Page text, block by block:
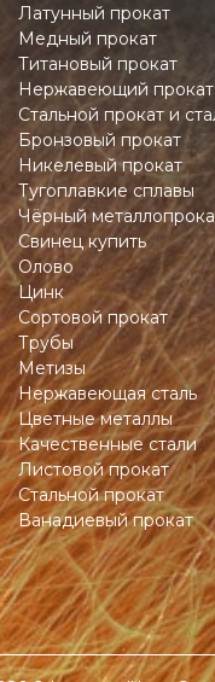
Латунный прокат
Медный прокат
Титановый прокат
Нержавеющий прокат
Стальной прокат и
Бронзовый прокат
Никелевый прокат
Тугоплавкие сплавы
Чёрный
Свинец купить
Олово
Цинк
Сортовой прокат
Трубы
Метизы
Нержавеющая сталь
Цветные металлы
Качественные стали
Листовой прокат
Стальной прокат
Ванадиевый прокат